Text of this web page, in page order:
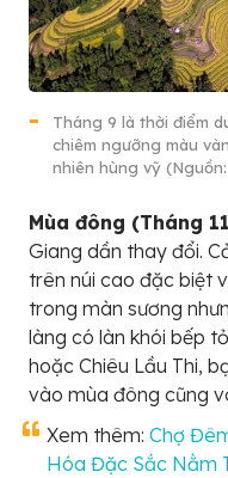
Tháng 9 là thời điểm
chiêm ngưỡng màu
nhiên hùng vỹ
Mùa đông (Tháng
Giang dần thay đổi.
trên núi cao đặc biệt
trong màn sương
làng có làn khói bếp
hoặc Chiêu Lầu Thi,
vào mùa đông cũng
Xem thêm: Chợ
Hóa Đặc Sắc Nằm